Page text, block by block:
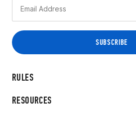
RULES
RESOURCES